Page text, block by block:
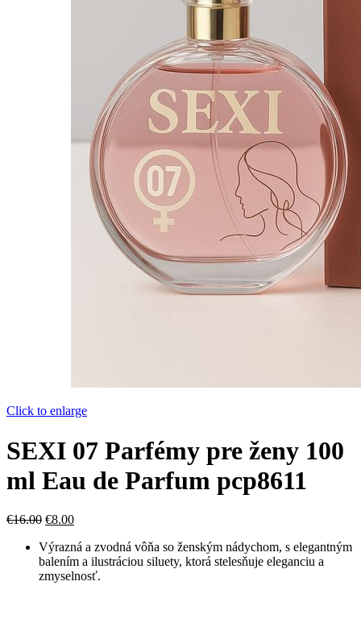
Click to enlarge
SEXI 07 Parfémy pre ženy 100
ml Eau de Parfum pcp8611
€16.00 Pôvodná
bola:
€16.00.
€8.00Aktuálna
je:
€8.00.
Výrazná a zvodná vôňa so ženským nádychom, s elegantným
balením a ilustráciou siluety, ktorá stelesňuje eleganciu a
zmyselnosť.